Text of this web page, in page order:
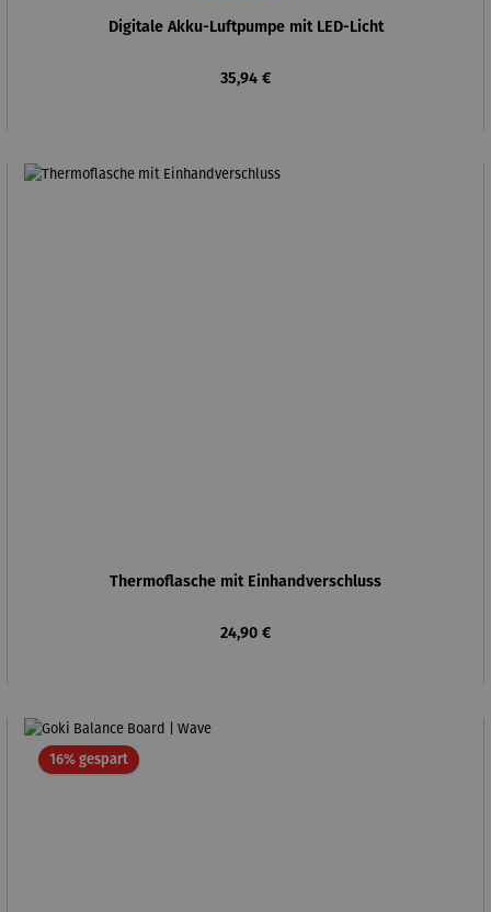
Digitale Akku-Luftpumpe mit LED-Licht
Regulärer Preis:
35,94 €
Thermoflasche mit Einhandverschluss
Regulärer Preis:
24,90 €
16% gespartRabatt